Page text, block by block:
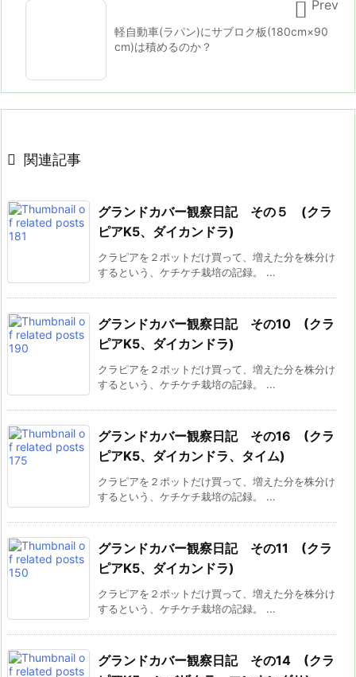
軽自動車(ラパン)にサブロク板(180cm×90
cm)は積めるのか？
 Prev
 関連記事
グランドカバー観察日記 その５ (クラ
ピアK5、ダイカンドラ)
クラピアを２ポットだけ買って、増えた分を株分け
するという、ケチケチ栽培の記録。 ...
グランドカバー観察日記 その10 (クラ
ピアK5、ダイカンドラ)
クラピアを２ポットだけ買って、増えた分を株分け
するという、ケチケチ栽培の記録。 ...
グランドカバー観察日記 その16 (クラ
ピアK5、ダイカンドラ、タイム)
クラピアを２ポットだけ買って、増えた分を株分け
するという、ケチケチ栽培の記録。 ...
グランドカバー観察日記 その11 (クラ
ピアK5、ダイカンドラ)
クラピアを２ポットだけ買って、増えた分を株分け
するという、ケチケチ栽培の記録。 ...
グランドカバー観察日記 その14 (クラ